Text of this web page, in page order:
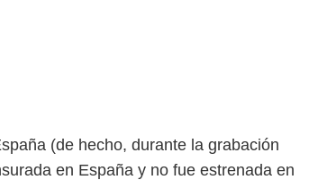
(de hecho, durante la grabación
en España y no fue estrenada en